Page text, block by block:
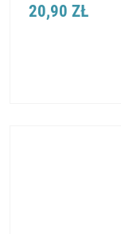
20,90 ZŁ